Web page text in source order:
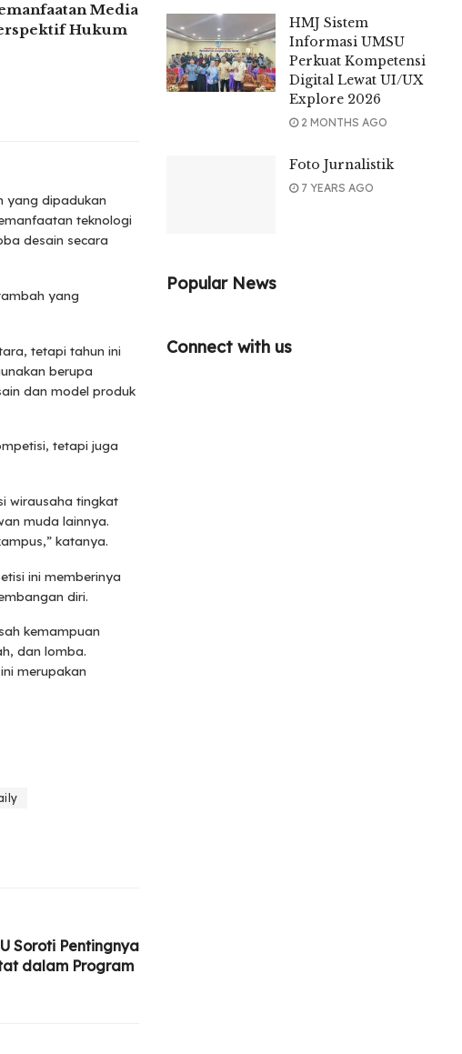
Media
Hukum
yang dipadukan
teknologi
desain secara
yang
tetapi tahun ini
berupa
dan model produk
tetapi juga
wirausaha tingkat
muda lainnya.
katanya.
ini memberinya
diri.
kemampuan
dan lomba.
merupakan
Soroti Pentingnya
dalam Program
HMJ Sistem
Informasi UMSU
Perkuat Kompetensi
Digital Lewat UI/UX
Explore 2026
2 MONTHS AGO
Foto Jurnalistik
7 YEARS AGO
Popular News
Connect with us